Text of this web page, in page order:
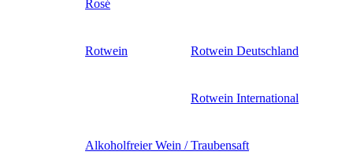
Rosé
Rotwein Rotwein Deutschland
Rotwein International
Alkoholfreier Wein / Traubensaft